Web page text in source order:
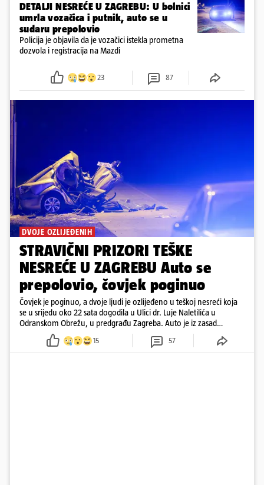
DETALJI NESREĆE U ZAGREBU: U bolnici
umrla vozačica i putnik, auto se u
sudaru prepolovio
Policija je objavila da je vozačici istekla prometna
dozvola i registracija na Mazdi
23 87
DVOJE OZLIJEĐENIH
STRAVIČNI PRIZORI TEŠKE
NESREĆE U ZAGREBU Auto se
prepolovio, čovjek poginuo
Čovjek je poginuo, a dvoje ljudi je ozlijeđeno u teškoj nesreći koja
se u srijedu oko 22 sata dogodila u Ulici dr. Luje Naletilića u
Odranskom Obrežu, u predgrađu Zagreba. Auto je iz zasad
neutvrđenih razloga sletio s kolnika, a od siline udara vozilo se
prepolovilo.
15 57